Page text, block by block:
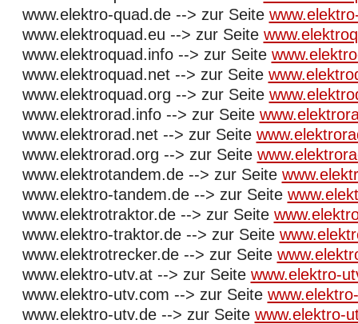
www.elektro-quad.de --> zur Seite
www.elektroquad.eu --> zur Seite
www.elektroquad.info --> zur Seite
www.elektroquad.net --> zur Seite
www.elektroquad.org --> zur Seite
www.elektrorad.info --> zur Seite
www.elektrorad.net --> zur Seite
www.elektrorad.org --> zur Seite
www.elektrotandem.de --> zur Seite
www.elektro-tandem.de --> zur Seite
www.elektrotraktor.de --> zur Seite
www.elektro-traktor.de --> zur Seite
www.elektrotrecker.de --> zur Seite
www.elektro-utv.at --> zur Seite www.elektro-
www.elektro-utv.com --> zur Seite
www.elektro-utv.de --> zur Seite www.elektro-